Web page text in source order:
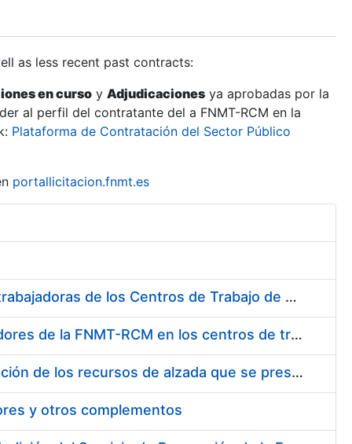
as less recent past contracts:
en curso y Adjudicaciones ya aprobadas por la
al perfil del contratante del a FNMT-RCM en la
Plataforma de Contratación del Sector Público
portallicitacion.fnmt.es
Suministro de Protectores Auditivos a medida para las personas trabajadoras de los Centros de Trabajo de Madrid y Burgos
Suministro de gafas graduadas antiproyecciones para los trabajadores de la FNMT-RCM en los centros de trabajo de Madrid y Burgos
Servicios de una empresa externa para el asesoramiento y resolución de los recursos de alzada que se presentan relacionados con procesos de selección para la FNMT-RCM
y otros complementos